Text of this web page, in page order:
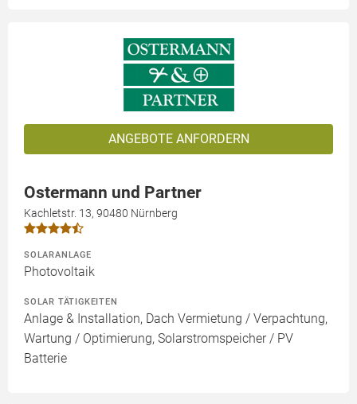
ANGEBOTE ANFORDERN
Ostermann und Partner
Kachletstr. 13, 90480 Nürnberg
SOLARANLAGE
Photovoltaik
SOLAR TÄTIGKEITEN
Anlage & Installation, Dach Vermietung / Verpachtung,
Wartung / Optimierung, Solarstromspeicher / PV
Batterie